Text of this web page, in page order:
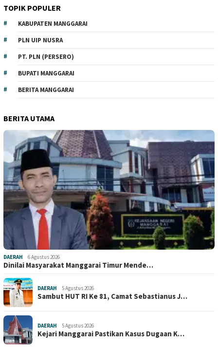
TOPIK POPULER
KABUPATEN MANGGARAI
PLN UIP NUSRA
PT. PLN (PERSERO)
BUPATI MANGGARAI
BERITA MANGGARAI
BERITA UTAMA
DAERAH 6 Agustus 2026
Dinilai Masyarakat Manggarai Timur Mende…
DAERAH 5 Agustus 2026
Sambut HUT RI Ke 81, Camat Sebastianus J…
DAERAH 5 Agustus 2026
Kejari Manggarai Pastikan Kasus Dugaan K…